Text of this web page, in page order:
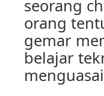
seorang
orang
gemar
belajar